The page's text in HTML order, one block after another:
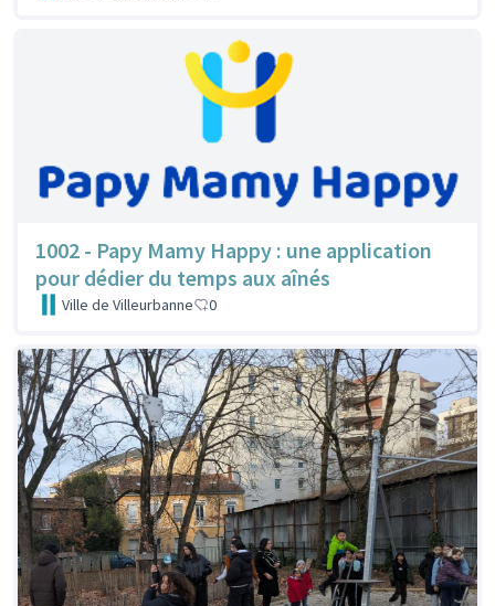
1002 - Papy Mamy Happy : une application
pour dédier du temps aux aînés
Ville de Villeurbanne 0